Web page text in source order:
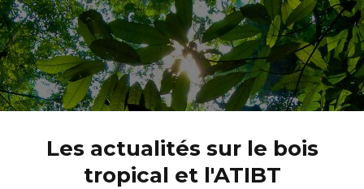
Les actualités sur le bois
tropical et l'ATIBT